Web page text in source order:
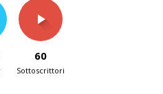
60
Sottoscrittori